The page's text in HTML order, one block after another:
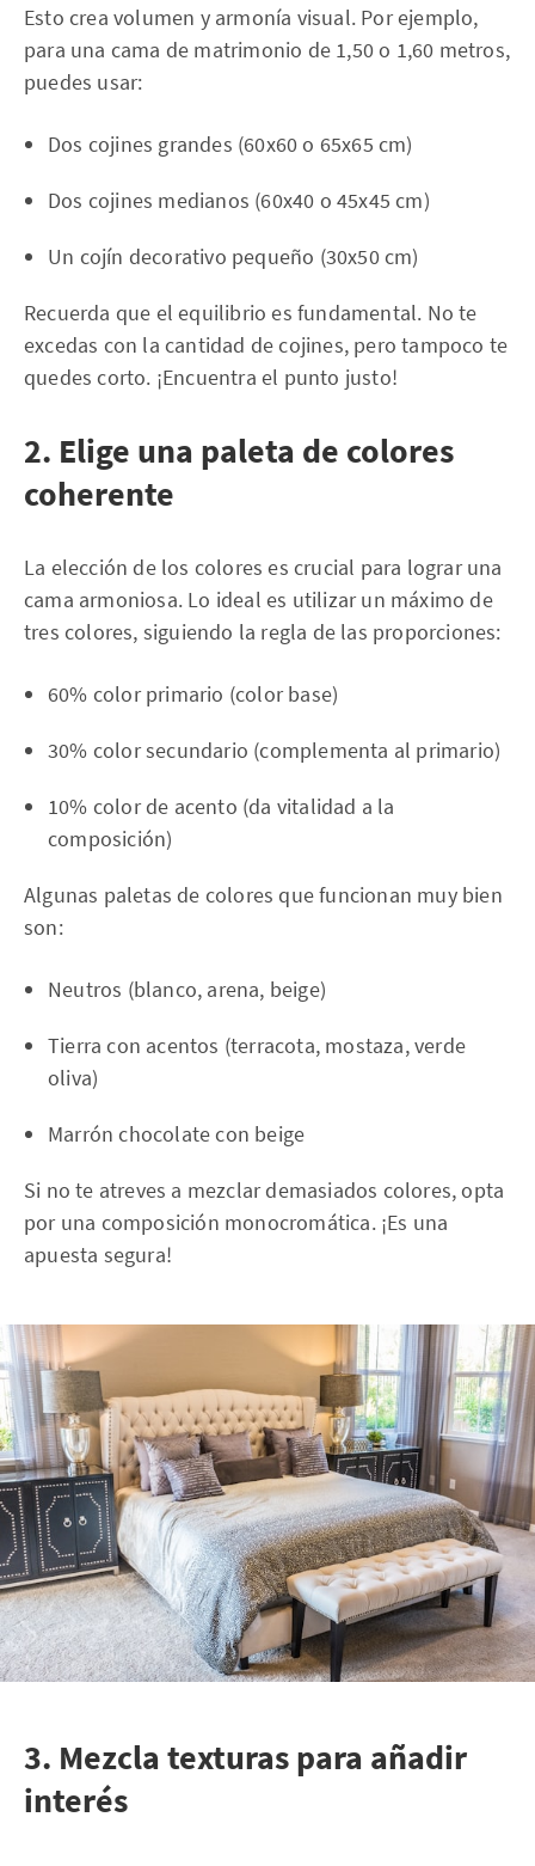
Esto crea volumen y armonía visual. Por ejemplo,
para una cama de matrimonio de 1,50 o 1,60 metros,
puedes usar:
Dos cojines grandes (60x60 o 65x65 cm)
Dos cojines medianos (60x40 o 45x45 cm)
Un cojín decorativo pequeño (30x50 cm)
Recuerda que el equilibrio es fundamental. No te
excedas con la cantidad de cojines, pero tampoco te
quedes corto. ¡Encuentra el punto justo!
2. Elige una paleta de colores
coherente
La elección de los colores es crucial para lograr una
cama armoniosa. Lo ideal es utilizar un máximo de
tres colores, siguiendo la regla de las proporciones:
60% color primario (color base)
30% color secundario (complementa al primario)
10% color de acento (da vitalidad a la
composición)
Algunas paletas de colores que funcionan muy bien
son:
Neutros (blanco, arena, beige)
Tierra con acentos (terracota, mostaza, verde
oliva)
Marrón chocolate con beige
Si no te atreves a mezclar demasiados colores, opta
por una composición monocromática. ¡Es una
apuesta segura!
3. Mezcla texturas para añadir
interés